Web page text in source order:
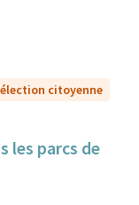
citoyenne
les parcs de